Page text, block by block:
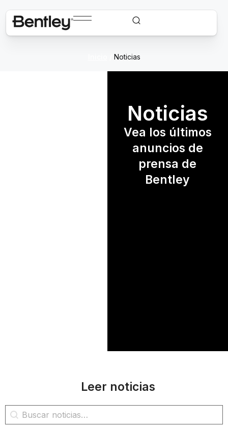
Noticias
Noticias
Vea los últimos
anuncios de
prensa de
Bentley
Leer noticias
Búsqueda de noticias
Buscar contenido